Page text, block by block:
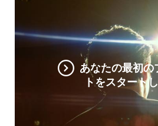
あなたの最初の
トをスタート